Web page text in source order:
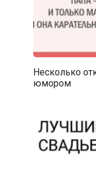
Несколько
юмором